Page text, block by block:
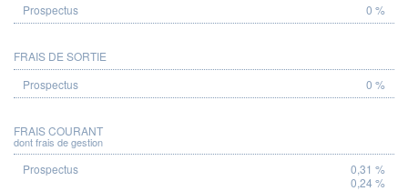
0 %
FRAIS DE SORTIE
0 %
FRAIS COURANT
dont frais de gestion
0,31 %
0,24 %